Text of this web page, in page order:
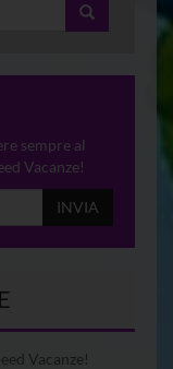
sempre al
Vacanze!
INVIA
Vacanze!